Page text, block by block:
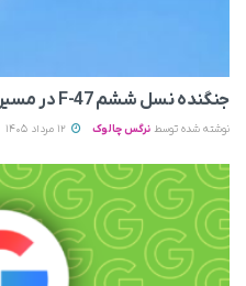
جنگنده نسل ششم F-47 در مسیر نخستین پرواز
نوشته شده توسط نرگس چالوک